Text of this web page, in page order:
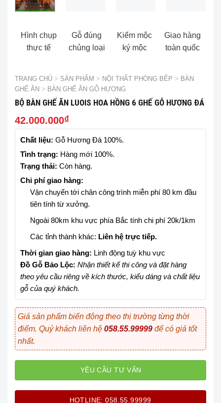
Hình chụp
thực tế
Gỗ đúng
chủng loại
Kiểm mộc
ký mộc
Giao hàng
toàn quốc
TRANG CHỦ > SẢN PHẨM > NỘI THẤT PHÒNG BẾP > BÀN
GHẾ ĂN > BÀN GHẾ ĂN GỖ HƯƠNG
BỘ BÀN GHẾ ĂN LUOIS HOA HỒNG 6 GHẾ GỖ HƯƠNG ĐÁ
42.000.000₫
Chất liệu: Gỗ Hương Đá 100%.
Tình trạng: Hàng mới 100%.
Trạng thái: Còn hàng.
Chi phí giao hàng:
Vận chuyển tới chân công trình miễn phí 80 km đầu
tiên tính từ xưởng.
Ngoài 80km khu vực phía Bắc tính chi phí 20k/1km
Các tỉnh thành khác: Liên hệ trực tiếp.
Thời gian giao hàng: Linh động tuỳ khu vực
Đồ Gỗ Bảo Lộc: Nhận thiết kế thi công và đặt hàng
theo yêu cầu riêng về kích thước, kiểu dáng và chất liệu
gỗ của quý khách.
Giá sản phẩm biến động theo thị trường từng thời
điểm. Quý khách liên hệ 058.55.99999 để có giá tốt
nhất.
YÊU CẦU TƯ VẤN
HOTLINE: 058.55.99999